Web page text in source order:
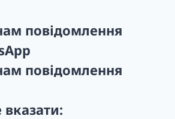
повідомлення
повідомлення
вказати: